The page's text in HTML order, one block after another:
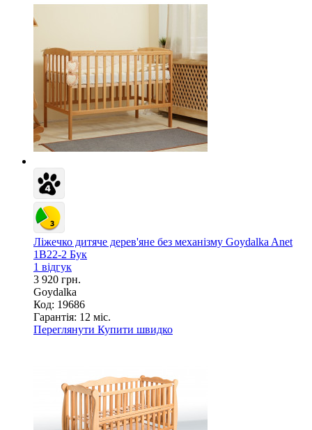
Ліжечко дитяче дерев'яне без механізму Goydalka Anet
1B22-2 Бук
1 відгук
3 920 грн.
Goydalka
Код: 19686
Гарантія: 12 міс.
Переглянути Купити швидко